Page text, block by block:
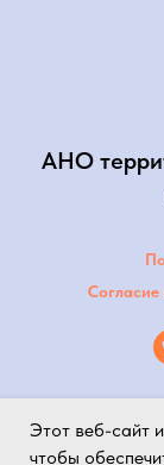
АНО
Этот веб-сайт
чтобы